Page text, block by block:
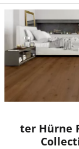
ter Hürne